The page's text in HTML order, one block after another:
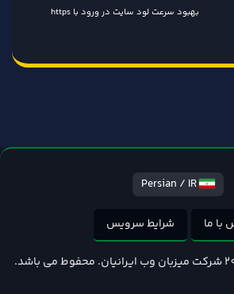
بهبود سرعت لود سایت در ورود با https
Persian / IR
با ما شرایط سرویس